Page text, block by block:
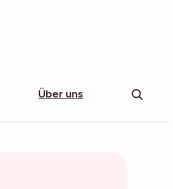
Über uns